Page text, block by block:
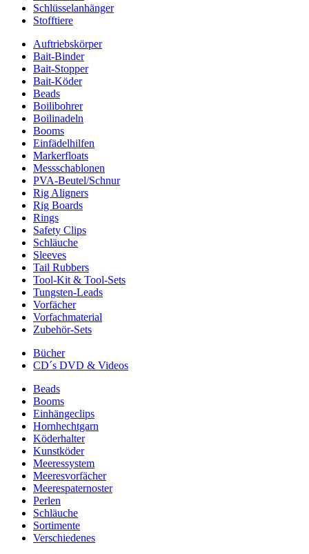
Schlüsselanhänger
Stofftiere
Auftriebskörper
Bait-Binder
Bait-Stopper
Bait-Köder
Beads
Boilibohrer
Boilinadeln
Booms
Einfädelhilfen
Markerfloats
Messschablonen
PVA-Beutel/Schnur
Rig Aligners
Rig Boards
Rings
Safety Clips
Schläuche
Sleeves
Tail Rubbers
Tool-Kit & Tool-Sets
Tungsten-Leads
Vorfächer
Vorfachmaterial
Zubehör-Sets
Bücher
CD´s DVD & Videos
Beads
Booms
Einhängeclips
Hornhechtgarn
Köderhalter
Kunstköder
Meeressystem
Meeresvorfächer
Meerespaternoster
Perlen
Schläuche
Sortimente
Verschiedenes